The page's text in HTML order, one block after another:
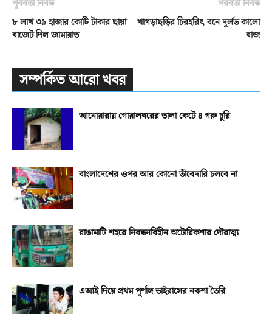
পূর্ববর্তী নিবন্ধ
৮ লাখ ৩৯ হাজার কোটি টাকার ছায়া
বাজেট দিল জামায়াত
পরবর্তী নিবন্ধ
খাগড়াছড়ির চিরহরিৎ বনে দুর্লভ কালো
বাজ
সম্পর্কিত আরো খবর
আনোয়ারায় গোয়ালঘরের তালা কেটে ৪ গরু চুরি
বাংলাদেশের ওপর আর কোনো তাঁবেদারি চলবে না
রাঙামাটি শহরে নিবন্ধনবিহীন অটোরিকশার দৌরাত্ম্য
এআই দিয়ে প্রথম পূর্ণাঙ্গ ভাইরাসের নকশা তৈরি